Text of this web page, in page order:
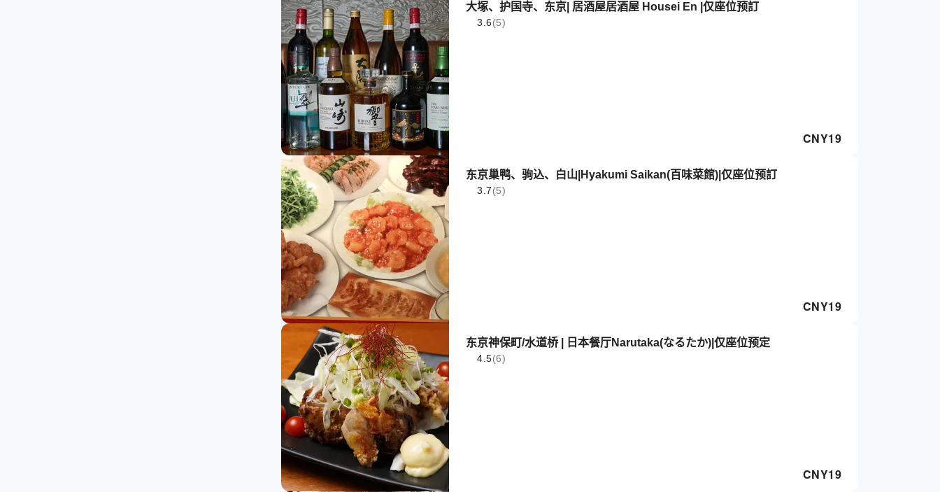
大塚、护国寺、东京| 居酒屋居酒屋 Housei En |仅座位预訂
3.6(5)
CNY19
东京巢鸭、驹込、白山|Hyakumi Saikan(百味菜館)|仅座位预訂
3.7(5)
CNY19
东京神保町/水道桥 | 日本餐厅Narutaka(なるたか)|仅座位预定
4.5(6)
CNY19